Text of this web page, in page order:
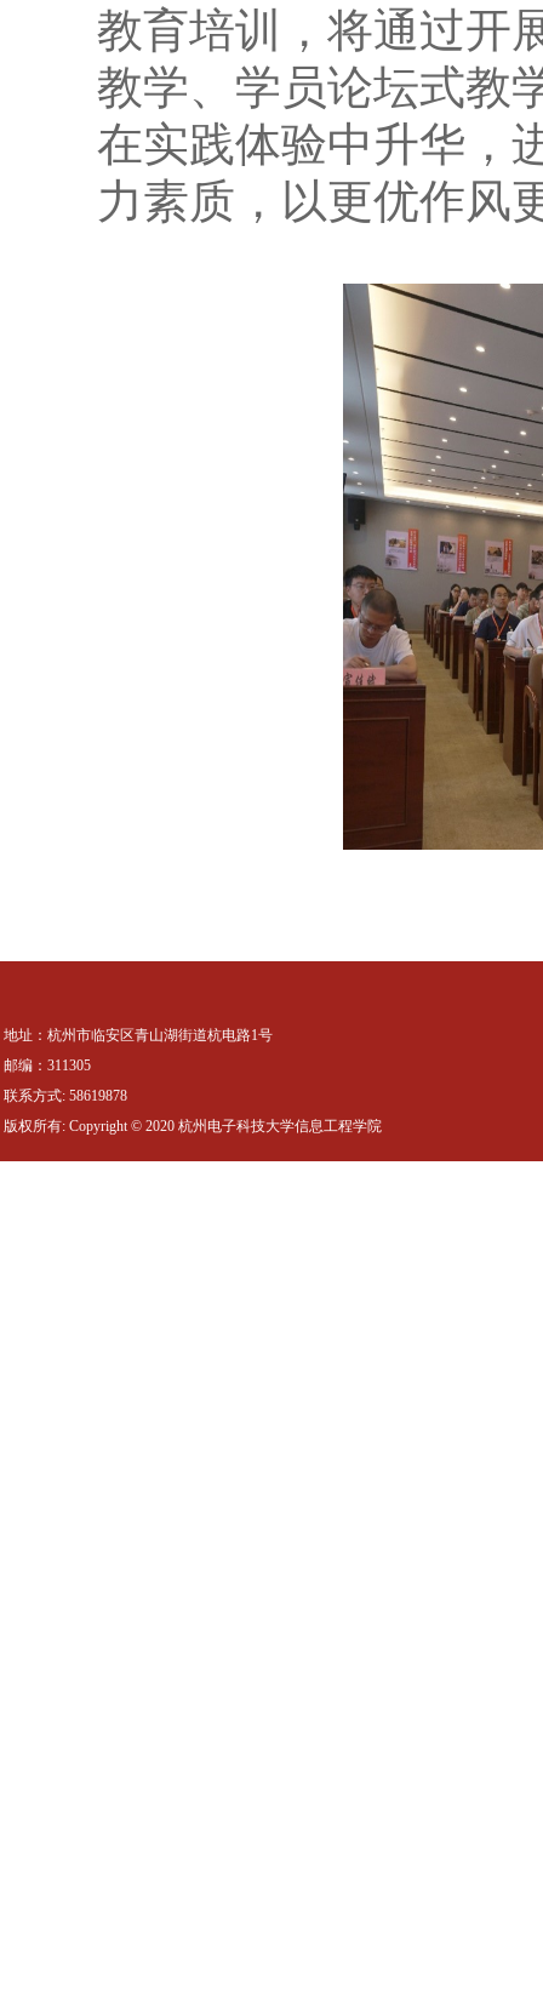
教育培训，将通过开
教学、学员论坛式教
在实践体验中升华，
力素质，以更优作风
地址：杭州市临安区青山湖街道杭电路1号
邮编：311305
联系方式: 58619878
版权所有: Copyright © 2020 杭州电子科技大学信息工程学院